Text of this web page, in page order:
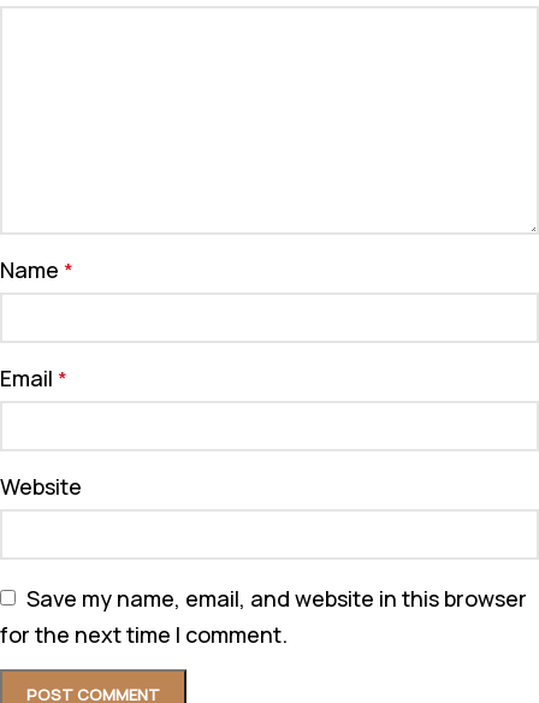
Name *
Email *
Website
Save my name, email, and website in this browser
for the next time I comment.